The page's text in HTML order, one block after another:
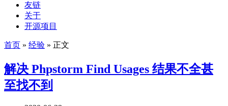
友链
关于
开源项目
首页 » 经验 » 正文
解决 Phpstorm Find Usages 结果不全甚
至找不到